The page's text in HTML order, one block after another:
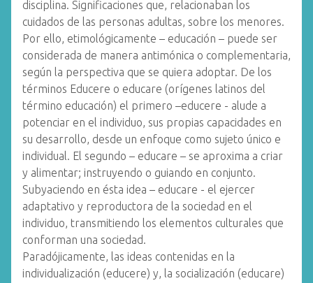
disciplina. Significaciones que, relacionaban los
cuidados de las personas adultas, sobre los menores.
Por ello, etimológicamente – educación – puede ser
considerada de manera antimónica o complementaria,
según la perspectiva que se quiera adoptar. De los
términos Educere o educare (orígenes latinos del
término educación) el primero –educere - alude a
potenciar en el individuo, sus propias capacidades en
su desarrollo, desde un enfoque como sujeto único e
individual. El segundo – educare – se aproxima a criar
y alimentar; instruyendo o guiando en conjunto.
Subyaciendo en ésta idea – educare - el ejercer
adaptativo y reproductora de la sociedad en el
individuo, transmitiendo los elementos culturales que
conforman una sociedad.
Paradójicamente, las ideas contenidas en la
individualización (educere) y, la socialización (educare)